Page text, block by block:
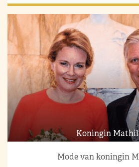
Koningin
Mode van koningin